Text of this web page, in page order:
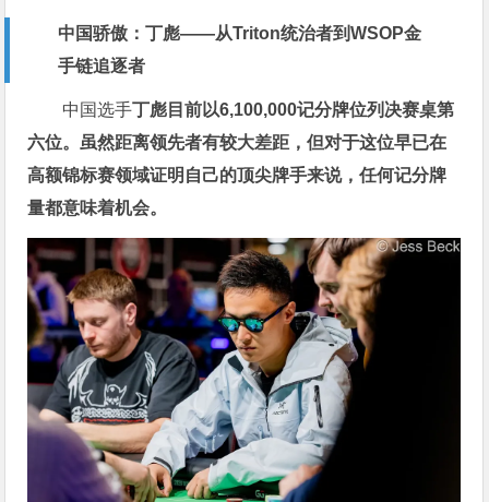
中国骄傲：丁彪——从Triton统治者到WSOP金
手链追逐者
中国选手丁彪目前以6,100,000记分牌位列决赛桌第
六位。虽然距离领先者有较大差距，但对于这位早已在
高额锦标赛领域证明自己的顶尖牌手来说，任何记分牌
量都意味着机会。